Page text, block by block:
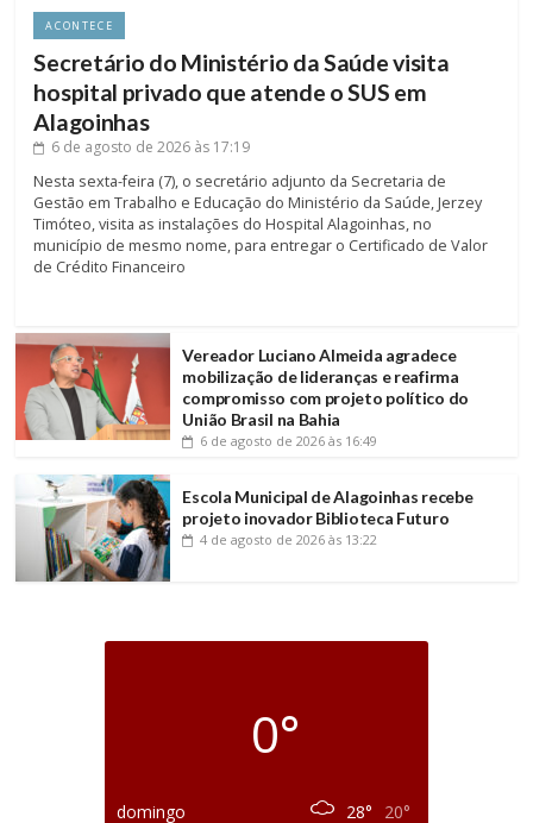
ACONTECE
Secretário do Ministério da Saúde visita
hospital privado que atende o SUS em
Alagoinhas
6 de agosto de 2026 às 17:19
Nesta sexta-feira (7), o secretário adjunto da Secretaria de
Gestão em Trabalho e Educação do Ministério da Saúde, Jerzey
Timóteo, visita as instalações do Hospital Alagoinhas, no
município de mesmo nome, para entregar o Certificado de Valor
de Crédito Financeiro
Vereador Luciano Almeida agradece
mobilização de lideranças e reafirma
compromisso com projeto político do
União Brasil na Bahia
6 de agosto de 2026 às 16:49
Escola Municipal de Alagoinhas recebe
projeto inovador Biblioteca Futuro
4 de agosto de 2026 às 13:22
0°
domingo 28° 20°